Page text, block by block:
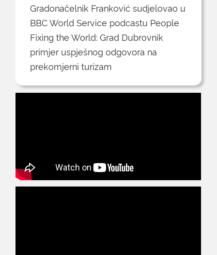
Gradonačelnik Franković sudjelovao u
BBC World Service podcastu People
Fixing the World: Grad Dubrovnik
primjer uspješnog odgovora na
prekomjerni turizam